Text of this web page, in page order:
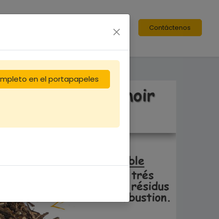
Contáctenos
en el portapapeles